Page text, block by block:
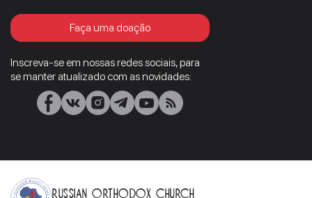
Faça uma doação
Inscreva-se em nossas redes sociais, para
se manter atualizado com as novidades:
Russian Orthodox Church